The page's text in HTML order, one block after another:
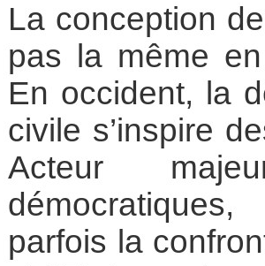
La conception
pas la même
En occident, la
civile s’inspire
Acteur
parfois la